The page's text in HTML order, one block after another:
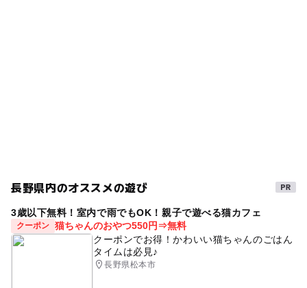
秋のお出かけ2026 夏休み自由研究
ミュージアム 室内 動物を学ぶ
地層・地理・測量を学ぶ 春休み2027
夏休み・自由研究2026 北アルプス
長野県内のオススメの遊び
3歳以下無料！室内で雨でもOK！親子で遊べる猫カフェ
クーポン 猫ちゃんのおやつ550円⇒無料
クーポンでお得！かわいい猫ちゃんのごはん
タイムは必見♪
長野県松本市